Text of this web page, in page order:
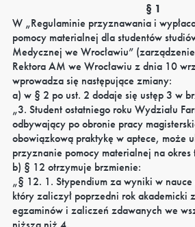
§ 1
W „Regulaminie przyznawania i
pomocy materialnej dla studentów
Medycznej we Wrocławiu”
Rektora AM we Wrocławiu z dnia 10
wprowadza się następujące zmiany:
a) w § 2 po ust. 2 dodaje się ustęp 3 w
„3. Student ostatniego roku Wydziału
odbywający po obronie pracy
obowiązkową praktykę w aptece, może
przyznanie pomocy materialnej na
b) § 12 otrzymuje brzmienie:
„§ 12. 1. Stypendium za wyniki w nauce
który zaliczył poprzedni rok akademicki
egzaminów i zaliczeń zdawanych we